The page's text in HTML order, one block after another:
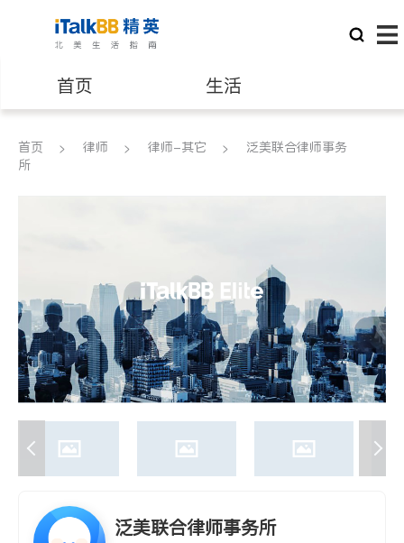
首页 生活
医生 律师
养老 非盈利组织
首页 律师 律师-其它
泛美联合律师事务
所
泛美联合律师事务所